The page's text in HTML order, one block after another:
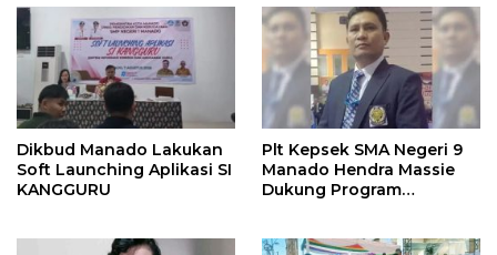
Dikbud Manado Lakukan
Soft Launching Aplikasi SI
KANGGURU
Plt Kepsek SMA Negeri 9
Manado Hendra Massie
Dukung Program